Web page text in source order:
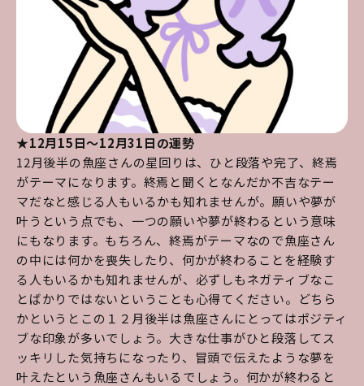
★12月15日～12月31日の運勢
12月後半の魚座さんの星回りは、ひと段落や完了、終焉
がテーマになります。終焉と聞くとなんだか不吉なテー
マだなと感じる人もいるかも知れませんが。願いや夢が
叶うという点でも、一つの願いや夢が終わるという意味
にもなります。もちろん、終焉がテーマなので魚座さん
の中には何かを喪失したり、何かが終わることを経験す
る人もいるかも知れませんが、必ずしもネガティブなこ
とばかりではないということも心得てください。どちら
かというとこの１２月後半は魚座さんにとってはポジティ
ブな印象が多いでしょう。大きな仕事がひと段落してス
ッキリした気持ちになったり、冒頭で伝えたような夢を
叶えたという魚座さんもいるでしょう。何かが終わると